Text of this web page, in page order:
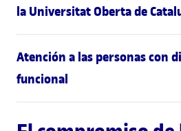
la Universitat Oberta de
Atención a las personas con
funcional